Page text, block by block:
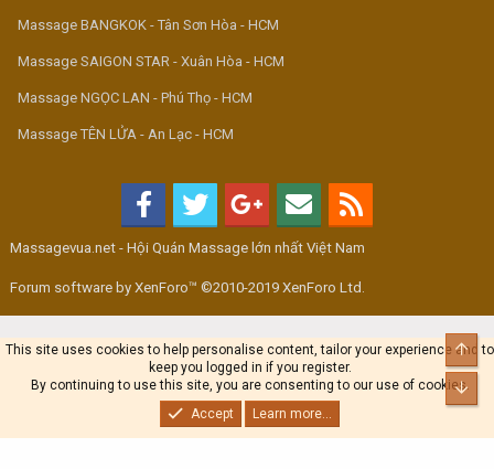
Massage BANGKOK - Tân Sơn Hòa - HCM
Massage SAIGON STAR - Xuân Hòa - HCM
Massage NGỌC LAN - Phú Thọ - HCM
Massage TÊN LỬA - An Lạc - HCM
Massagevua.net - Hội Quán Massage lớn nhất Việt Nam
Forum software by XenForo™ ©2010-2019 XenForo Ltd.
This site uses cookies to help personalise content, tailor your experience and to
keep you logged in if you register.
By continuing to use this site, you are consenting to our use of cookies.
Accept
Learn more...
Top